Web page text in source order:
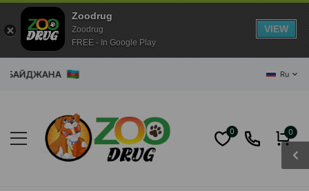
Ru
0 0
Zoodrug
Zoodrug
FREE - In Google Play
VIEW